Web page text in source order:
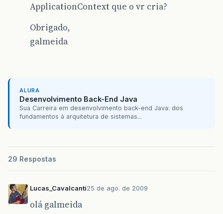
ApplicationContext que o vr cria?
Obrigado,
galmeida
ALURA
Desenvolvimento Back-End Java
Sua Carreira em desenvolvimento back-end Java: dos
fundamentos à arquitetura de sistemas...
29 Respostas
Lucas_Cavalcanti25 de ago. de 2009
olá galmeida